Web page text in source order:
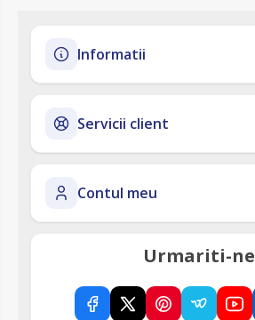
Informatii
Servicii client
Contul meu
Urmariti-ne